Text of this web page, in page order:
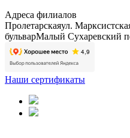
Адреса филиалов
Пролетарскаяул.
бульварМалый Сухаревский
Наши сертификаты